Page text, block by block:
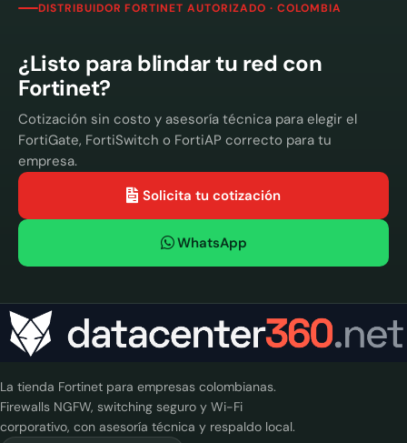
DISTRIBUIDOR FORTINET AUTORIZADO · COLOMBIA
¿Listo para blindar tu red con
Fortinet?
Cotización sin costo y asesoría técnica para elegir el
FortiGate, FortiSwitch o FortiAP correcto para tu
empresa.
Solicita tu cotización
WhatsApp
La tienda Fortinet para empresas colombianas.
Firewalls NGFW, switching seguro y Wi-Fi
corporativo, con asesoría técnica y respaldo local.